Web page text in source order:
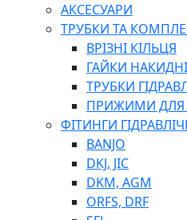
АКСЕСУАРИ
ТРУБКИ ТА
ВРІЗНІ КІЛЬЦЯ
ГАЙКИ НАКИДНІ
ТРУБКИ
ПРИЖИМИ ДЛЯ
ФІТИНГИ
BANJO
DKJ, JIC
DKM, AGM
ORFS, DRF